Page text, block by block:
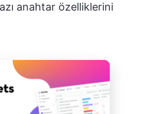
anahtar özelliklerini